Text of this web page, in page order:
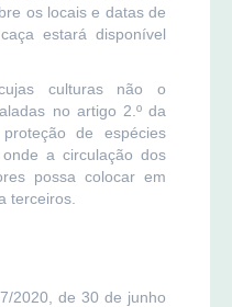
os locais e datas de
estará disponível
culturas não o
no artigo 2.º da
de espécies
a circulação dos
possa colocar em
terceiros.
2020, de 30 de junho